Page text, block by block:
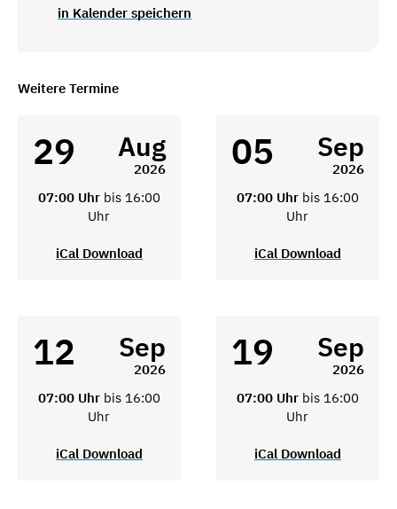
in Kalender speichern
Weitere Termine
29 Aug
2026
07:00 Uhr bis 16:00
Uhr
iCal Download
05 Sep
2026
07:00 Uhr bis 16:00
Uhr
iCal Download
12 Sep
2026
07:00 Uhr bis 16:00
Uhr
iCal Download
19 Sep
2026
07:00 Uhr bis 16:00
Uhr
iCal Download